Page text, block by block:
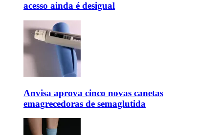
acesso ainda é desigual
Anvisa aprova cinco novas canetas
emagrecedoras de semaglutida